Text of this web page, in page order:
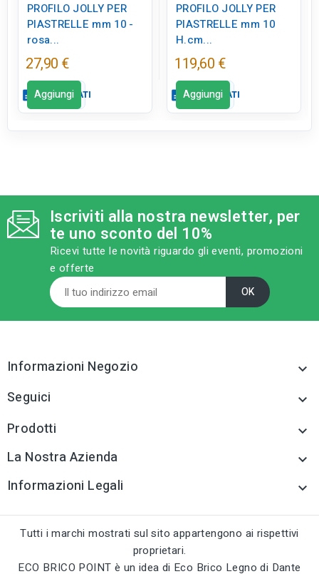
PROFILO JOLLY PER
PIASTRELLE mm 10 -
rosa...
27,90 €
descriptionSCHEDA DATI
category
MODELLO
mm 10 - rosa scuro
sell
CATEGORIA PRODOTTO
Paraspigoli e profili
Disponibile online
Aggiungi
PROFILO JOLLY PER
PIASTRELLE mm 10
H.cm...
119,60 €
descriptionSCHEDA DATI
category
MODELLO
mm 10 H.cm 250 lucido
CATEGORIA PRODOTTO
Paraspigoli e profili
Aggiungi
Iscriviti alla nostra newsletter, per
te uno sconto del 10%
Ricevi tutte le novità riguardo gli eventi, promozioni
e offerte
Informazioni Negozio 
Seguici 
Prodotti 
La Nostra Azienda 
Informazioni Legali 
Tutti i marchi mostrati sul sito appartengono ai rispettivi
proprietari.
ECO BRICO POINT è un idea di Eco Brico Legno di Dante